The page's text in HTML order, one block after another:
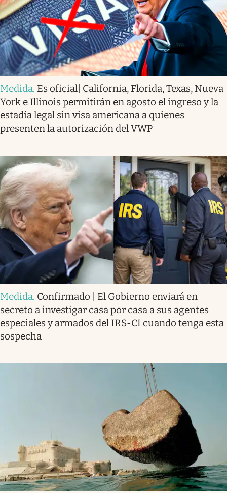
Medida. Es oficial| California, Florida, Texas, Nueva
York e Illinois permitirán en agosto el ingreso y la
estadía legal sin visa americana a quienes
presenten la autorización del VWP
Medida. Confirmado | El Gobierno enviará en
secreto a investigar casa por casa a sus agentes
especiales y armados del IRS-CI cuando tenga esta
sospecha